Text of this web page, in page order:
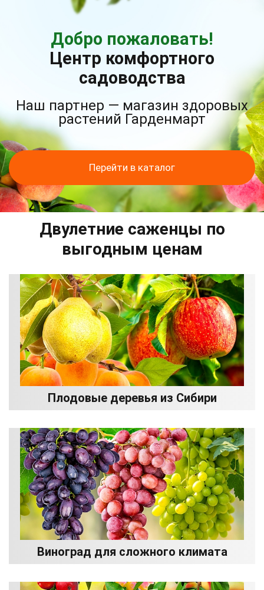
Добро пожаловать!
Центр комфортного
садоводства
Наш партнер — магазин здоровых
растений Гарденмарт
Перейти в каталог
Двулетние саженцы по
выгодным ценам
Плодовые деревья из Сибири
Виноград для сложного климата